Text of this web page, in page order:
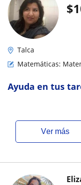
$
Talca
Matemáticas:
Ayuda en tus
ver más